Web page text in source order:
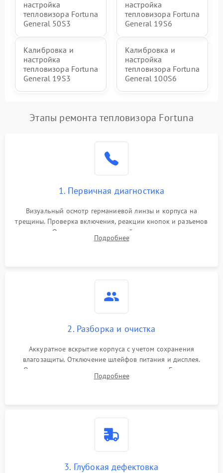
настройка
тепловизора Fortuna
General 50S3
настройка
тепловизора Fortuna
General 19S6
Калибровка и
настройка
тепловизора Fortuna
General 19S3
Калибровка и
настройка
тепловизора Fortuna
General 100S6
Этапы ремонта тепловизора Fortuna
1. Первичная диагностика
Визуальный осмотр германиевой линзы и корпуса на
трещины. Проверка включения, реакции кнопок и разъемов
зарядки. Оценка вывода тепловой сигнатуры на экран,
проверка базовых функций и считывание системных
Подробнее
2. Разборка и очистка
Аккуратное вскрытие корпуса с учетом сохранения
влагозащиты. Отключение шлейфов питания и дисплея.
Очистка внутренних плат от окислов и пыли. Бережная
обработка германиевого объектива специализированными
Подробнее
3. Глубокая дефектовка